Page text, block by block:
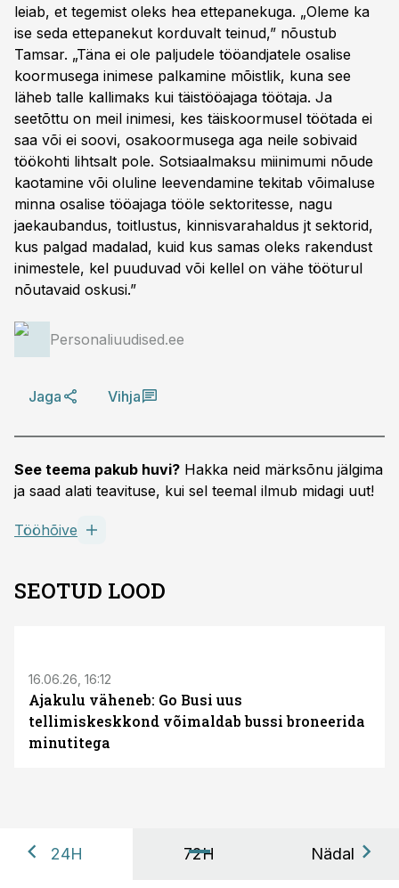
leiab, et tegemist oleks hea ettepanekuga. „Oleme ka
ise seda ettepanekut korduvalt teinud,” nõustub
Tamsar. „Täna ei ole paljudele tööandjatele osalise
koormusega inimese palkamine mõistlik, kuna see
läheb talle kallimaks kui täistööajaga töötaja. Ja
seetõttu on meil inimesi, kes täiskoormusel töötada ei
saa või ei soovi, osakoormusega aga neile sobivaid
töökohti lihtsalt pole. Sotsiaalmaksu miinimumi nõude
kaotamine või oluline leevendamine tekitab võimaluse
minna osalise tööajaga tööle sektoritesse, nagu
jaekaubandus, toitlustus, kinnisvarahaldus jt sektorid,
kus palgad madalad, kuid kus samas oleks rakendust
inimestele, kel puuduvad või kellel on vähe tööturul
nõutavaid oskusi.”
Personaliuudised.ee
Jaga Vihja
See teema pakub huvi? Hakka neid märksõnu jälgima
ja saad alati teavituse, kui sel teemal ilmub midagi uut!
Tööhõive
SEOTUD LOOD
16.06.26, 16:12
Ajakulu väheneb: Go Busi uus
tellimiskeskkond võimaldab bussi broneerida
minutitega
24H 72H Nädal